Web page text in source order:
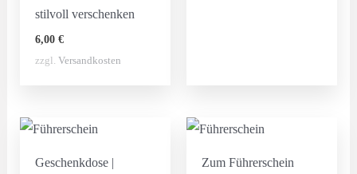
stilvoll verschenken
6,00 €
zzgl. Versandkosten
Geschenkdose |
Zum Führerschein